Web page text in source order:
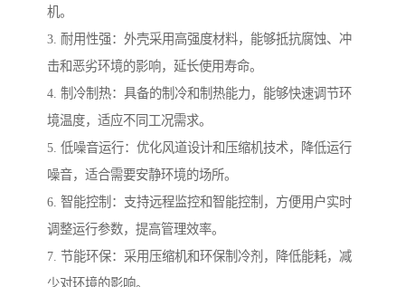
机。
3. 耐用性强：外壳采用高强度材料，能够抵抗腐蚀、冲
击和恶劣环境的影响，延长使用寿命。
4. 制冷制热：具备的制冷和制热能力，能够快速调节环
境温度，适应不同工况需求。
5. 低噪音运行：优化风道设计和压缩机技术，降低运行
噪音，适合需要安静环境的场所。
6. 智能控制：支持远程监控和智能控制，方便用户实时
调整运行参数，提高管理效率。
7. 节能环保：采用压缩机和环保制冷剂，降低能耗，减
少对环境的影响。